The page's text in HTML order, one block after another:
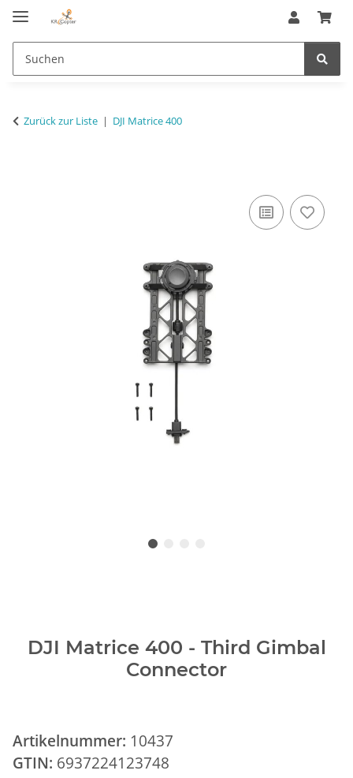
Zurück zur Liste DJI Matrice 400
DJI Matrice 400 - Third Gimbal
Connector
Artikelnummer: 10437
GTIN: 6937224123748